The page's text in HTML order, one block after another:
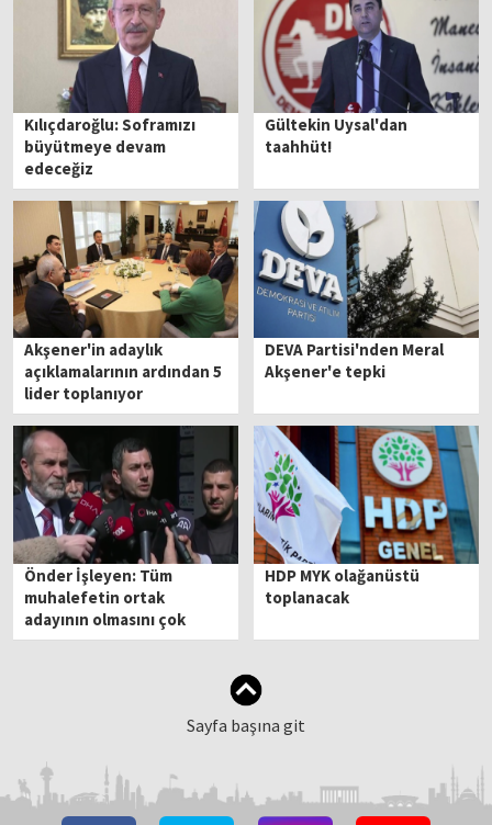
Kılıçdaroğlu: Soframızı
büyütmeye devam
edeceğiz
Gültekin Uysal'dan
taahhüt!
Akşener'in adaylık
açıklamalarının ardından 5
lider toplanıyor
DEVA Partisi'nden Meral
Akşener'e tepki
Önder İşleyen: Tüm
muhalefetin ortak
adayının olmasını çok
önemli buluyoruz
HDP MYK olağanüstü
toplanacak
Sayfa başına git